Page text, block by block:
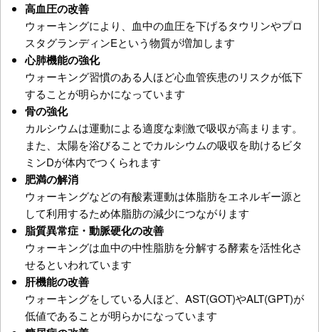
高血圧の改善
ウォーキングにより、血中の血圧を下げるタウリンやプロ
スタグランディンEという物質が増加します
心肺機能の強化
ウォーキング習慣のある人ほど心血管疾患のリスクが低下
することが明らかになっています
骨の強化
カルシウムは運動による適度な刺激で吸収が高まります。
また、太陽を浴びることでカルシウムの吸収を助けるビタ
ミンDが体内でつくられます
肥満の解消
ウォーキングなどの有酸素運動は体脂肪をエネルギー源と
して利用するため体脂肪の減少につながります
脂質異常症・動脈硬化の改善
ウォーキングは血中の中性脂肪を分解する酵素を活性化さ
せるといわれています
肝機能の改善
ウォーキングをしている人ほど、AST(GOT)やALT(GPT)が
低値であることが明らかになっています